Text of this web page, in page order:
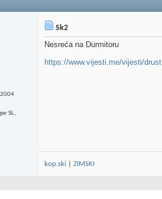
SL,
Sk2
Nesreća na Durmitoru
https://www.vijesti.me/vijesti/
kop.ski ZIMSKI